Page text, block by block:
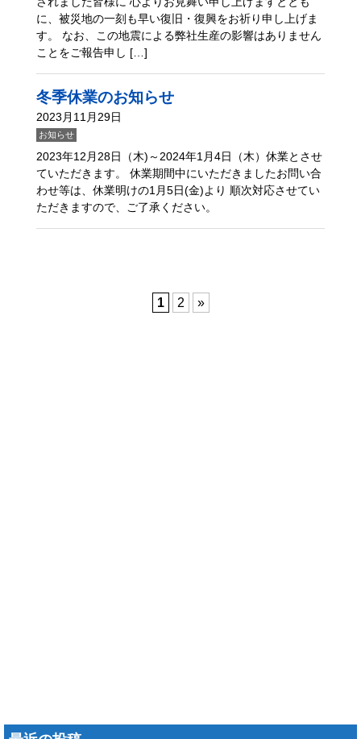
に、被災地の一刻も早い復旧・復興をお祈り申し上げま
す。 なお、この地震による弊社生産の影響はありません
ことをご報告申し […]
冬季休業のお知らせ
2023月11月29日
お知らせ
2023年12月28日（木)～2024年1月4日（木）休業とさせ
ていただきます。 休業期間中にいただきましたお問い合
わせ等は、休業明けの1月5日(金)より 順次対応させてい
ただきますので、ご了承ください。
1 2 »